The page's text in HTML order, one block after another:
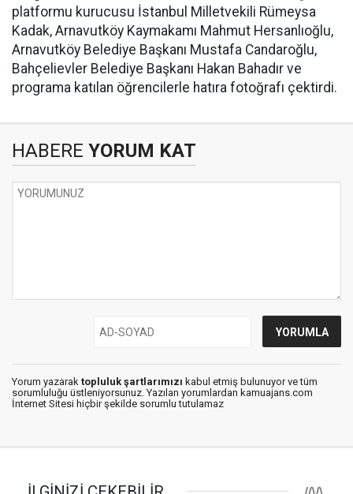
platformu kurucusu İstanbul Milletvekili Rümeysa
Kadak, Arnavutköy Kaymakamı Mahmut Hersanlıoğlu,
Arnavutköy Belediye Başkanı Mustafa Candaroğlu,
Bahçelievler Belediye Başkanı Hakan Bahadır ve
programa katılan öğrencilerle hatıra fotoğrafı çektirdi.
HABERE YORUM KAT
Yorum yazarak topluluk şartlarımızı kabul etmiş bulunuyor ve tüm
sorumluluğu üstleniyorsunuz. Yazılan yorumlardan kamuajans.com
İnternet Sitesi hiçbir şekilde sorumlu tutulamaz